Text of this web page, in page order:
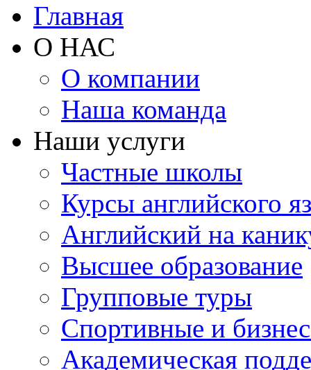
Главная
О НАС
О компании
Наша команда
Наши услуги
Частные школы
Курсы английского
Английский на
Высшее образование
Групповые туры
Спортивные и
Академическая